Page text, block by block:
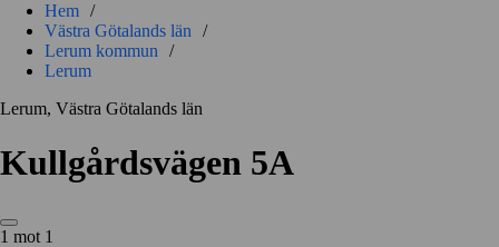
Hem /
Västra Götalands län
/
Lerum kommun
/
Lerum
Lerum, Västra Götalands län
Kullgårdsvägen 5A
1 mot 1